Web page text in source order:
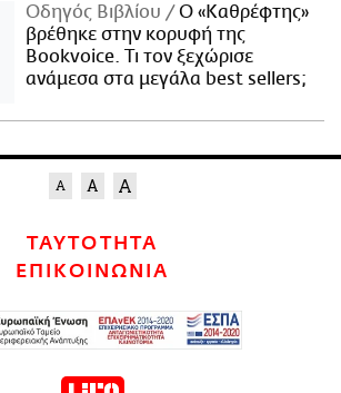
Οδηγός Βιβλίου
Ο «Καθρέφτης»
βρέθηκε στην κορυφή της
Bookvoice. Τι τον ξεχώρισε
ανάμεσα στα μεγάλα best sellers;
ΤΑΥΤΟΤΗΤΑ
ΕΠΙΚΟΙΝΩΝΙΑ